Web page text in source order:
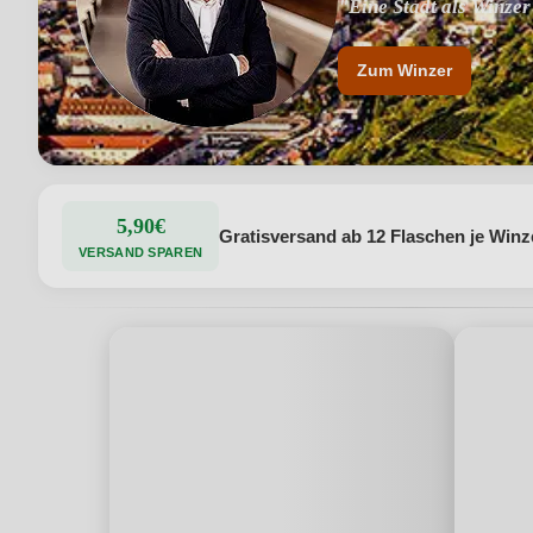
"Eine Stadt als
"Seit 1452 wird in der
Zum Winzer
5,90€
VERSAND SPAREN
Gratisversand ab 12 Flaschen je